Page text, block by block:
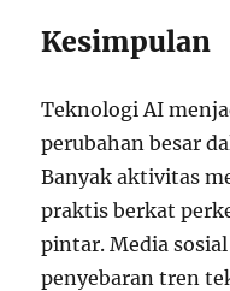
Kesimpulan
Teknologi AI
perubahan besar
Banyak aktivitas
praktis berkat
pintar. Media
penyebaran tren